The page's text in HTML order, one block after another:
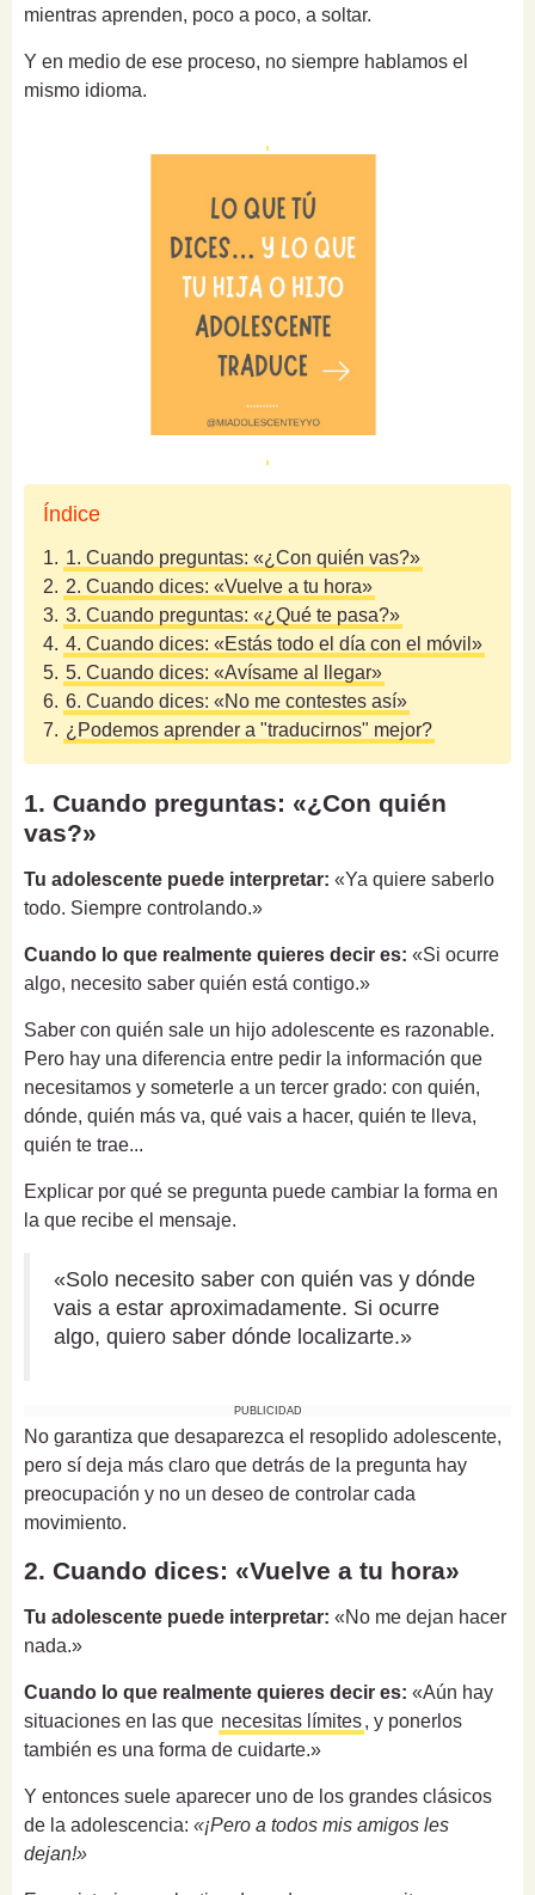
mientras aprenden, poco a poco, a soltar.
Y en medio de ese proceso, no siempre hablamos el
mismo idioma.
Índice
1. 1. Cuando preguntas: «¿Con quién vas?»
2. 2. Cuando dices: «Vuelve a tu hora»
3. 3. Cuando preguntas: «¿Qué te pasa?»
4. 4. Cuando dices: «Estás todo el día con el móvil»
5. 5. Cuando dices: «Avísame al llegar»
6. 6. Cuando dices: «No me contestes así»
7. ¿Podemos aprender a "traducirnos" mejor?
1. Cuando preguntas: «¿Con quién
vas?»
Tu adolescente puede interpretar: «Ya quiere saberlo
todo. Siempre controlando.»
Cuando lo que realmente quieres decir es: «Si ocurre
algo, necesito saber quién está contigo.»
Saber con quién sale un hijo adolescente es razonable.
Pero hay una diferencia entre pedir la información que
necesitamos y someterle a un tercer grado: con quién,
dónde, quién más va, qué vais a hacer, quién te lleva,
quién te trae...
Explicar por qué se pregunta puede cambiar la forma en
la que recibe el mensaje.
«Solo necesito saber con quién vas y dónde
vais a estar aproximadamente. Si ocurre
algo, quiero saber dónde localizarte.»
PUBLICIDAD
No garantiza que desaparezca el resoplido adolescente,
pero sí deja más claro que detrás de la pregunta hay
preocupación y no un deseo de controlar cada
movimiento.
2. Cuando dices: «Vuelve a tu hora»
Tu adolescente puede interpretar: «No me dejan hacer
nada.»
Cuando lo que realmente quieres decir es: «Aún hay
situaciones en las que necesitas límites, y ponerlos
también es una forma de cuidarte.»
Y entonces suele aparecer uno de los grandes clásicos
de la adolescencia: «¡Pero a todos mis amigos les
dejan!»